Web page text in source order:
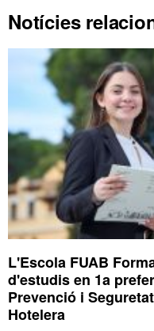
Notícies
L'Escola FUAB
d'estudis en 1a
Prevenció i
Hotelera